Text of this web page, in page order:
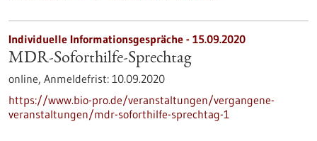
Individuelle Informationsgespräche - 15.09.2020
MDR-Soforthilfe-Sprechtag
online, Anmeldefrist: 10.09.2020
https://www.bio-pro.de/veranstaltungen/vergangene-
veranstaltungen/mdr-soforthilfe-sprechtag-1